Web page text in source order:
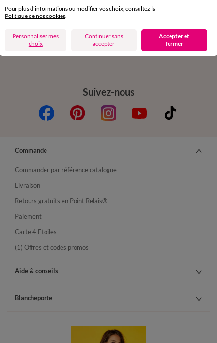
Suivez-nous
Depuis votre iPhone
Commande
Commander par référence catalogue
Livraison
Retours gratuits en Point Relais®
Paiement
Carte 4 Etoiles
(1) Offres et codes promos
Aide & conseils
Blancheporte
Pour plus d'informations ou modifier vos choix, consultez la
Politique de nos cookies
Personnaliser mes
choix
Continuer sans
accepter
Accepter et
fermer